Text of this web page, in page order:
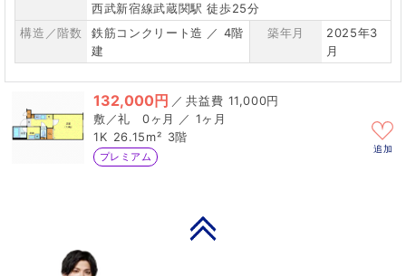
西武新宿線武蔵関駅 徒歩25分
構造／階数
鉄筋コンクリート造 ／ 4階
建
築年月
2025年3
月
132,000円 ／
11,000円
0ヶ月 ／ 1ヶ月
1K 26.15m² 3階
プレミアム
追加